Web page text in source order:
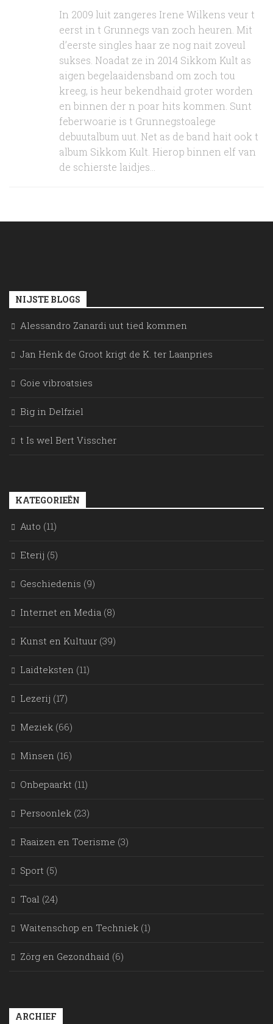
In 2009 luit zangeres Irene Wilkens veur t
eerst in t Grunnegs van zoch heuren. Mit
d’eerste singles haar ze nog nait zoveul
sukses. Noadat ze in 2014 Sikkom Kult as
aigen begelaaidensband om zoch tou
kreeg, is heur bekendhaid groter worden
en binnen der n poar hits kommen. Sunt
feberwoarie is t Grunnegstoalege
debuutalbum uut. Net as de band hait ook t
album Sikkom Kult. Hierop binnen elf van
de schierste laidjes...
NIJSTE BLOGS
Alessandro Zanardi uut tied kommen
Jan Henk de Groot krigt de K. ter Laanpries
Goie vibroatsies
Big in Delfziel
t Is wel Bert Visscher
KATEGORIEËN
Auto (11)
Eterij (5)
Geschiedenis (9)
Internet en Media (8)
Kunst en Kultuur (39)
Laidteksten (11)
Lezerij (17)
Meziek (66)
Mìnsen (16)
Onbepaarkt (11)
Persoonlek (23)
Raaizen en Toerisme (3)
Sport (5)
Toal (24)
Waitenschop en Techniek (1)
Zörg en Gezondhaid (6)
ARCHIEF